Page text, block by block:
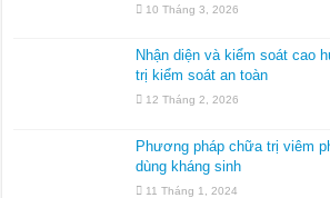
10 Tháng 3, 2026
Nhận diện và kiểm soát cao
trị kiểm soát an toàn
12 Tháng 2, 2026
Phương pháp chữa trị viêm
dùng kháng sinh
11 Tháng 1, 2024